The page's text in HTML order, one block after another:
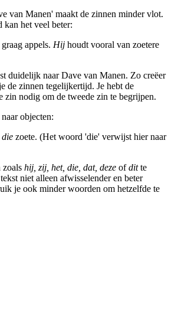
van Manen' maakt de zinnen minder vlot.
het veel beter:
appels. Hij houdt vooral van zoetere
duidelijk naar Dave van Manen. Zo creëer
de zinnen tegelijkertijd. Je hebt de
zin nodig om de tweede zin te begrijpen.
objecten:
die zoete. (Het woord 'die' verwijst hier naar
hij, zij, het, die, dat, deze ofditte
niet alleen afwisselender en beter
je ook minder woorden om hetzelfde te